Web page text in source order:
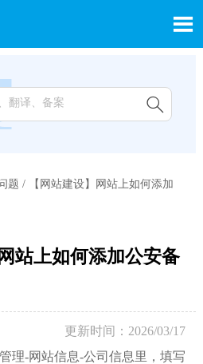


题 /
【网站建设】网站上如何添加
站上如何添加公安备
更新时间：2026/03/17
理-网站信息-公司信息里，填写